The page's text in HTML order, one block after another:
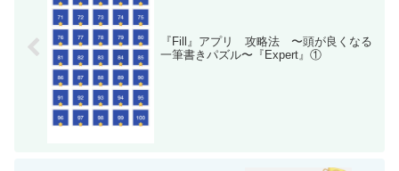
『Fill』アプリ 攻略法 〜頭が良くなる
一筆書きパズル〜『Expert』①